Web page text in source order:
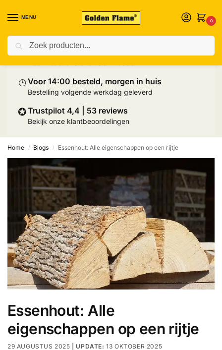
MENU
0
⛟Prijs inclusief palletlevering
⌚︎ Voor 14:00 besteld, morgen in huis
Bestelling volgende werkdag geleverd
✪Trustpilot 4,4 | 53 reviews
Bekijk onze klantbeoordelingen
Home / Blogs / Essenhout: Alle eigenschappen op een rijtje
Essenhout: Alle
eigenschappen op een rijtje
29 AUGUSTUS 2025 13 OKTOBER 2025